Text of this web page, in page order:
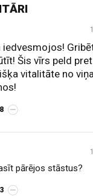
iedvesmojos!
Šis vīrs peld
vitalitāte no
8
pārējos stāstus?
3